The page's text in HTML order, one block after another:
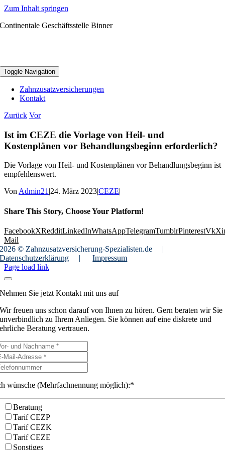
Zum Inhalt springen
Continentale Geschäftsstelle Binner
Toggle Navigation
Zahnzusatzversicherungen
Kontakt
Zurück Vor
Ist im CEZE die Vorlage von Heil- und
Kostenplänen vor Behandlungsbeginn erforderlich?
Die Vorlage von Heil- und Kostenplänen vor Behandlungsbeginn ist
empfehlenswert.
VonAdmin21|24. März 2023|CEZE|
Share This Story, Choose Your Platform!
FacebookXRedditLinkedInWhatsAppTelegramTumblrPinterestVk
Mail
2026 © Zahnzusatzversicherung-Spezialisten.de
|
Datenschutzerklärung
|
Impressum
Page load link
Nehmen Sie jetzt Kontakt mit uns auf
Wir freuen uns schon darauf von Ihnen zu hören. Gern beraten wir Sie
unverbindlich zu Ihrem Anliegen. Sie können auf eine diskrete und
ehrliche Beratung vertrauen.
wünsche (Mehrfachnennung möglich):*
Beratung
Tarif CEZP
Tarif CEZK
Tarif CEZE
Sonstiges